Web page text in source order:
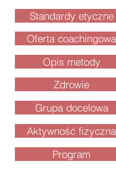
Standardy etyczne
Oferta coachingowa
Opis metody
Zdrowie
Grupa docelowa
Aktywność fizyczna
Program